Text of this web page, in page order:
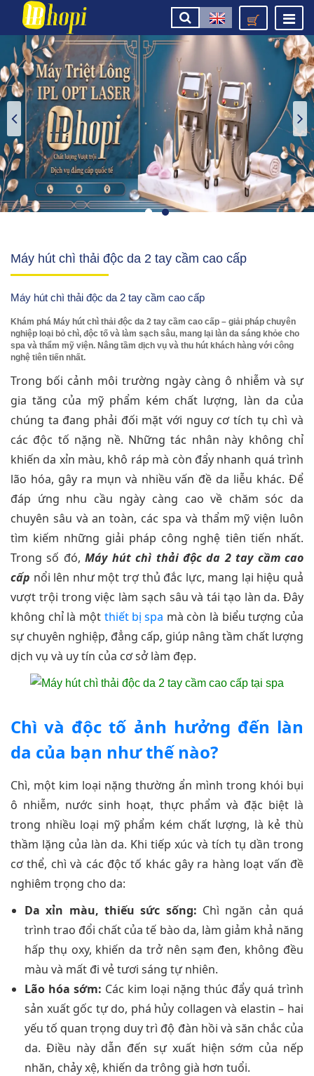
Máy hút chì thải độc da 2 tay cầm cao cấp
Máy hút chì thải độc da 2 tay cầm cao cấp
Khám phá Máy hút chì thải độc da 2 tay cầm cao cấp – giải pháp chuyên
nghiệp loại bỏ chì, độc tố và làm sạch sâu, mang lại làn da sáng khỏe cho
spa và thẩm mỹ viện. Nâng tầm dịch vụ và thu hút khách hàng với công
nghệ tiên tiến nhất.
Trong bối cảnh môi trường ngày càng ô nhiễm và sự
gia tăng của mỹ phẩm kém chất lượng, làn da của
chúng ta đang phải đối mặt với nguy cơ tích tụ chì và
các độc tố nặng nề. Những tác nhân này không chỉ
khiến da xỉn màu, khô ráp mà còn đẩy nhanh quá trình
lão hóa, gây ra mụn và nhiều vấn đề da liễu khác. Để
đáp ứng nhu cầu ngày càng cao về chăm sóc da
chuyên sâu và an toàn, các spa và thẩm mỹ viện luôn
tìm kiếm những giải pháp công nghệ tiên tiến nhất.
Trong số đó,Máy hút chì thải độc da 2 tay cầm cao
cấp nổi lên như một trợ thủ đắc lực, mang lại hiệu quả
vượt trội trong việc làm sạch sâu và tái tạo làn da. Đây
không chỉ là một thiết bị spa mà còn là biểu tượng của
sự chuyên nghiệp, đẳng cấp, giúp nâng tầm chất lượng
dịch vụ và uy tín của cơ sở làm đẹp.
Chì và độc tố ảnh hưởng đến làn
da của bạn như thế nào?
Chì, một kim loại nặng thường ẩn mình trong khói bụi
ô nhiễm, nước sinh hoạt, thực phẩm và đặc biệt là
trong nhiều loại mỹ phẩm kém chất lượng, là kẻ thù
thầm lặng của làn da. Khi tiếp xúc và tích tụ dần trong
cơ thể, chì và các độc tố khác gây ra hàng loạt vấn đề
nghiêm trọng cho da:
Da xỉn màu, thiếu sức sống: Chì ngăn cản quá
trình trao đổi chất của tế bào da, làm giảm khả năng
hấp thụ oxy, khiến da trở nên sạm đen, không đều
màu và mất đi vẻ tươi sáng tự nhiên.
Lão hóa sớm: Các kim loại nặng thúc đẩy quá trình
sản xuất gốc tự do, phá hủy collagen và elastin – hai
yếu tố quan trọng duy trì độ đàn hồi và săn chắc của
da. Điều này dẫn đến sự xuất hiện sớm của nếp
nhăn, chảy xệ, khiến da trông già hơn tuổi.